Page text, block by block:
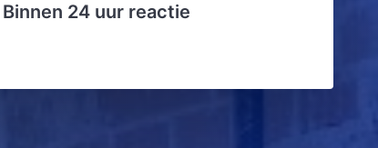
Binnen 24 uur reactie